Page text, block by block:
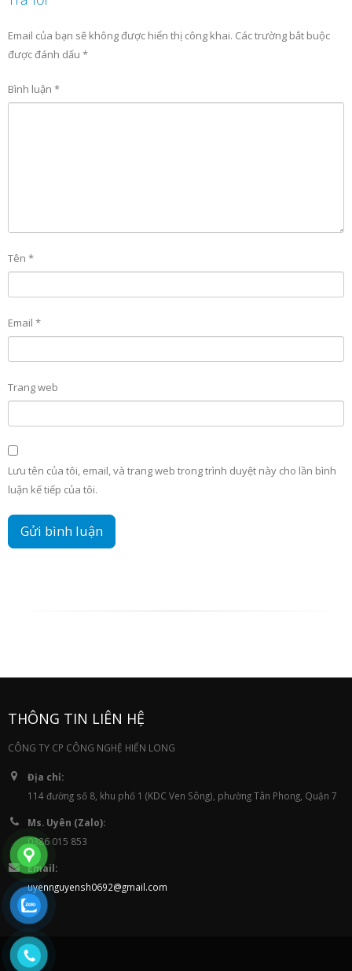
Email của bạn sẽ không được hiển thị công khai. Các trường bắt buộc
được đánh dấu *
Bình luận *
Tên *
Email *
Trang web
Lưu tên của tôi, email, và trang web trong trình duyệt này cho lần bình
luận kế tiếp của tôi.
THÔNG TIN LIÊN HỆ
CÔNG TY CP CÔNG NGHỆ HIỂN LONG
Địa chỉ:
114 đường số 8, khu phố 1 (KDC Ven Sông), phường Tân Phong, Quận 7
Ms. Uyên (Zalo):
0386 015 853
Email:
uyennguyensh0692@gmail.com